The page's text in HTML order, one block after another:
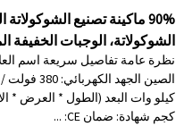
90% ماكينة تصنيع
الشوكولاتة، الوجبات الخفيفة
كجم شهادة: ضمان CE: ...